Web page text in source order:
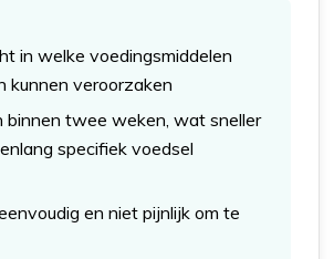
in welke voedingsmiddelen
kunnen veroorzaken
binnen twee weken, wat sneller
specifiek voedsel
en niet pijnlijk om te